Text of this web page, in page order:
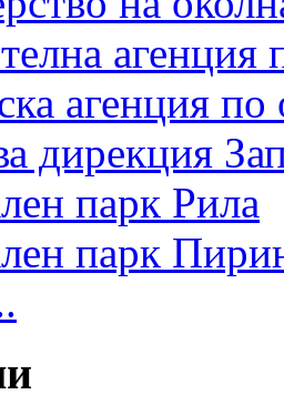
агенция
агенция по
дирекция
парк Рила
парк